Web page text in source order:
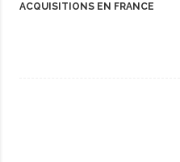
ACQUISITIONS EN FRANCE